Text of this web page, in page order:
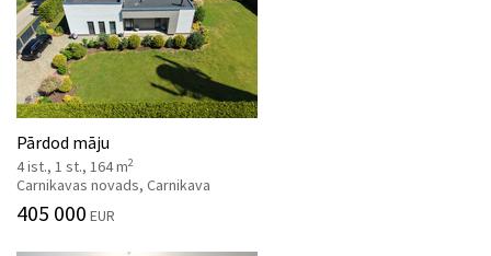
Pārdod māju
4 ist., 1 st., 164 m2
Carnikavas novads, Carnikava
405 000 EUR